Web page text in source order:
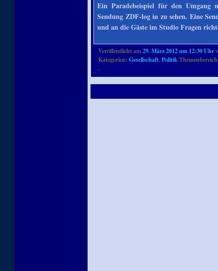
Ein Paradebeispiel für den
Sendung ZDF-log in zu sehen. Eine
und an die Gäste im Studio Fragen
Veröffentlicht am29. März 2012 um 12:30 Uhr
Kategorien:Gesellschaft,Politik
.